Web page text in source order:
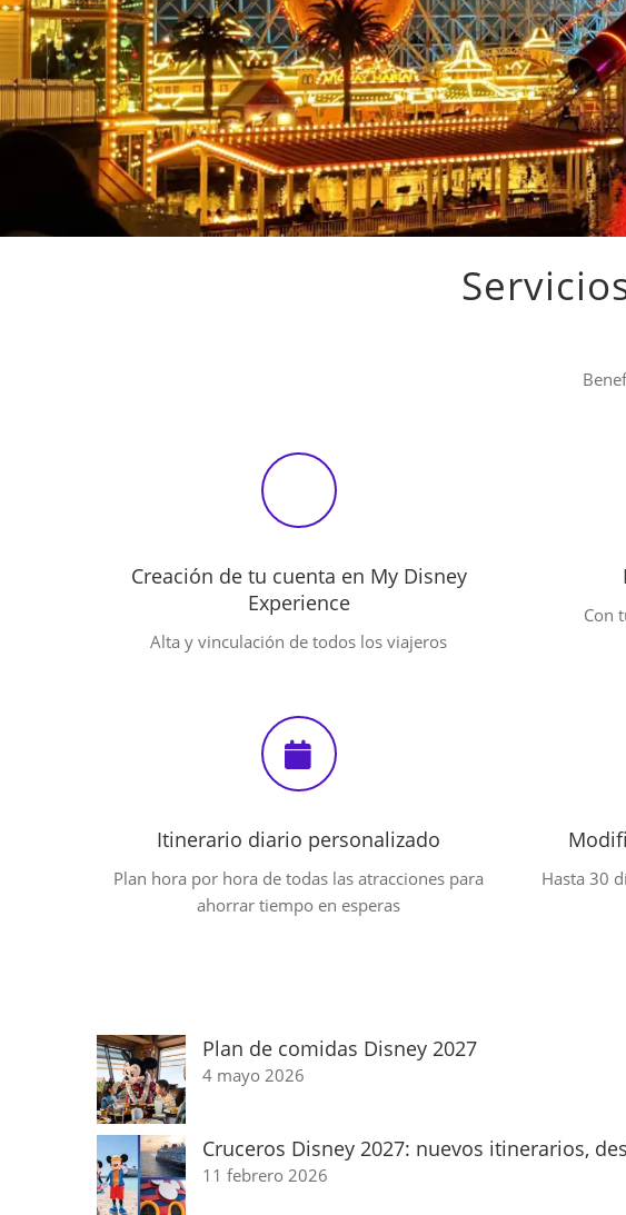
Creación de tu cuenta en My Disney
Experience
Alta y vinculación de todos los viajeros
Con
Itinerario diario personalizado
Plan hora por hora de todas las atracciones para
ahorrar tiempo en esperas
Hasta 30
Plan de comidas Disney 2027
4 mayo 2026
Cruceros Disney 2027: nuevos itinerarios,
11 febrero 2026